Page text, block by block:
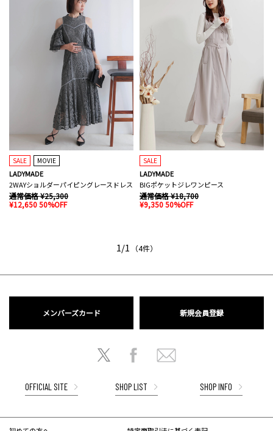
SALE MOVIE
LADYMADE
2WAYショルダーパイピングレースドレス
通常価格 ¥25,300
¥12,650 50%OFF
SALE
LADYMADE
BIGポケットジレワンピース
通常価格 ¥18,700
¥9,350 50%OFF
1/1 （4件）
メンバーズカード 新規会員登録
OFFICIAL SITE SHOP LIST SHOP INFO